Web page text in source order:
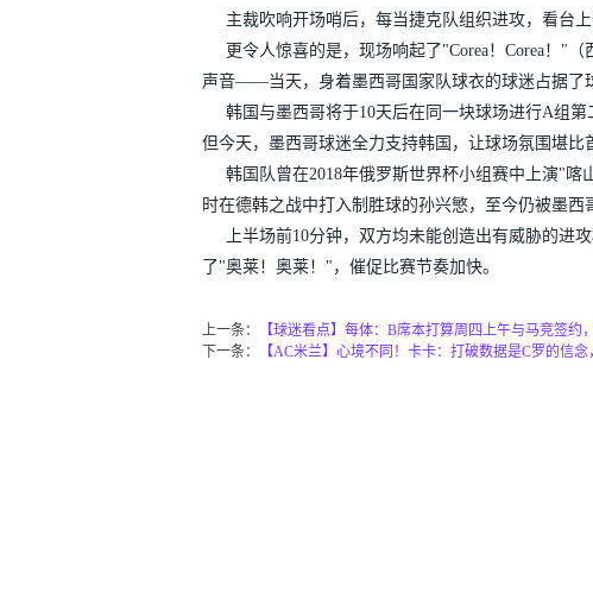
主裁吹响开场哨后，每当捷克队组织进攻，看台
更令人惊喜的是，现场响起了"Corea！Corea！"
声音——当天，身着墨西哥国家队球衣的球迷占据了
韩国与墨西哥将于10天后在同一块球场进行A组
但今天，墨西哥球迷全力支持韩国，让球场氛围堪比
韩国队曾在2018年俄罗斯世界杯小组赛中上演"
时在德韩之战中打入制胜球的孙兴慜，至今仍被墨西
上半场前10分钟，双方均未能创造出有威胁的进
了"奥莱！奥莱！"，催促比赛节奏加快。
上一条：
【球迷看点】每体：B席本打算周四上午与马竞签约
下一条：
【AC米兰】心境不同！卡卡：打破数据是C罗的信